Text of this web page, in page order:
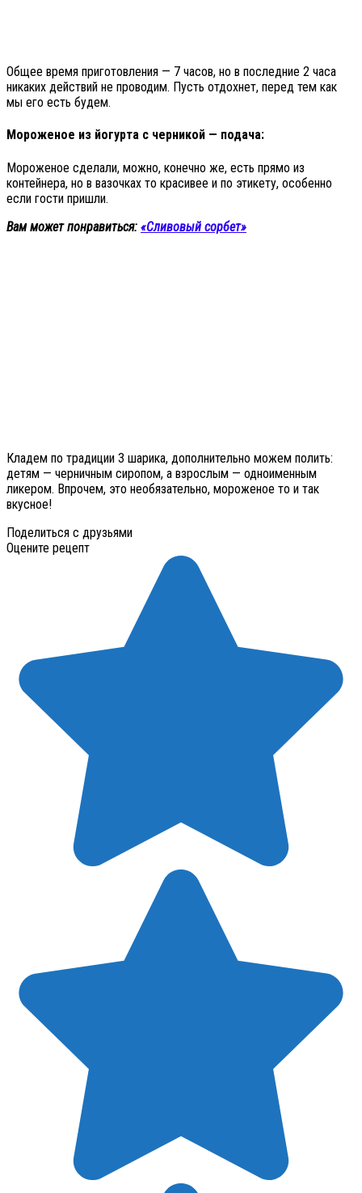
Общее время приготовления — 7 часов, но в последние 2 часа
никаких действий не проводим. Пусть отдохнет, перед тем как
мы его есть будем.
Мороженое из йогурта с черникой — подача:
Мороженое сделали, можно, конечно же, есть прямо из
контейнера, но в вазочках то красивее и по этикету, особенно
если гости пришли.
Вам может понравиться: «Сливовый сорбет»
Кладем по традиции 3 шарика, дополнительно можем полить:
детям — черничным сиропом, а взрослым — одноименным
ликером. Впрочем, это необязательно, мороженое то и так
вкусное!
Поделиться с друзьями
Оцените рецепт